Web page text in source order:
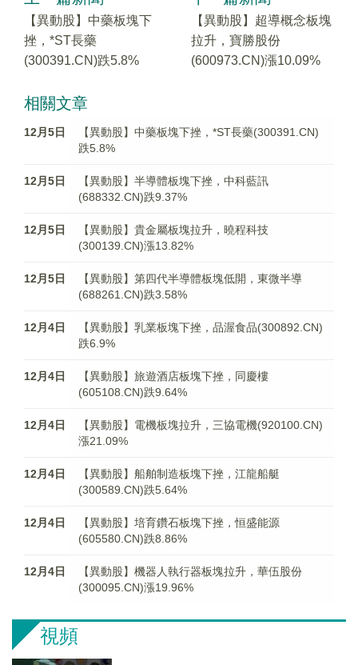
【異動股】中藥板塊下
挫，*ST長藥
(300391.CN)跌5.8%
【異動股】超導概念板塊
拉升，寶勝股份
(600973.CN)漲10.09%
相關文章
12月5日
【異動股】中藥板塊下挫，*ST長藥(300391.CN)
跌5.8%
12月5日
【異動股】半導體板塊下挫，中科藍訊
(688332.CN)跌9.37%
12月5日
【異動股】貴金屬板塊拉升，曉程科技
(300139.CN)漲13.82%
12月5日
【異動股】第四代半導體板塊低開，東微半導
(688261.CN)跌3.58%
12月4日
【異動股】乳業板塊下挫，品渥食品(300892.CN)
跌6.9%
12月4日
【異動股】旅遊酒店板塊下挫，同慶樓
(605108.CN)跌9.64%
12月4日
【異動股】電機板塊拉升，三協電機(920100.CN)
漲21.09%
12月4日
【異動股】船舶制造板塊下挫，江龍船艇
(300589.CN)跌5.64%
12月4日
【異動股】培育鑽石板塊下挫，恒盛能源
(605580.CN)跌8.86%
12月4日
【異動股】機器人執行器板塊拉升，華伍股份
(300095.CN)漲19.96%
視頻